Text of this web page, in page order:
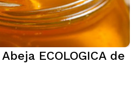
ECOLOGICA de